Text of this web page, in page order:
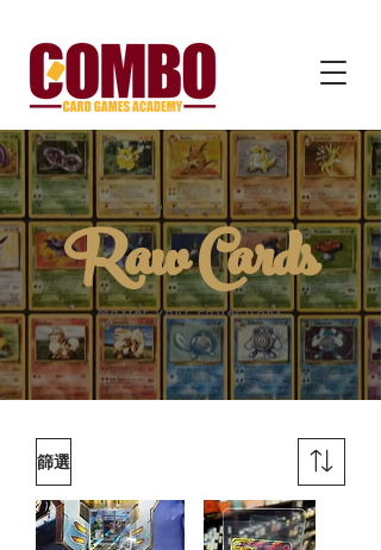
Raw Cards
Master your collections
Pokemon
篩選